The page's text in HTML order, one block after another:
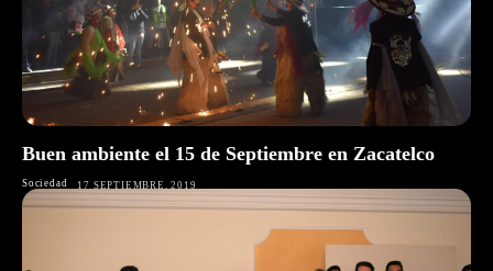
Buen ambiente el 15 de Septiembre en Zacatelco
Sociedad 17 SEPTIEMBRE, 2019